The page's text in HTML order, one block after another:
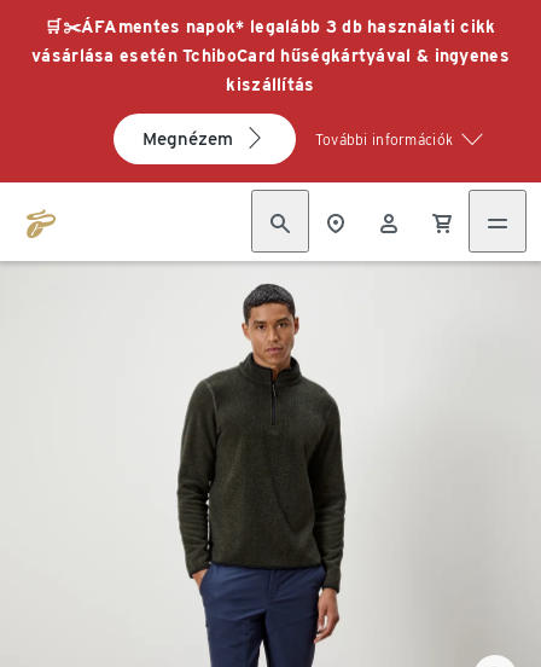
🛒✂️ÁFAmentes napok* legalább 3 db használati cikk
vásárlása esetén TchiboCard hűségkártyával & ingyenes
kiszállítás
Megnézem További információk